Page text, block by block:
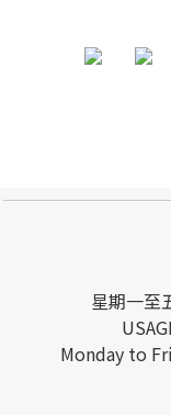
星期一至
Monday to